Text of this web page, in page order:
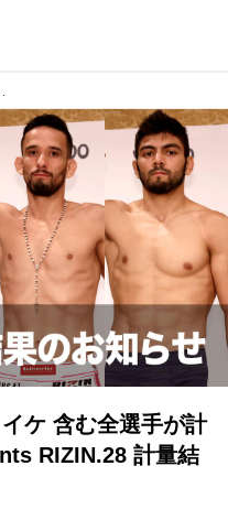
RIZIN.28 計量結果
ケ 含む全選手が計
RIZIN.28 計量結